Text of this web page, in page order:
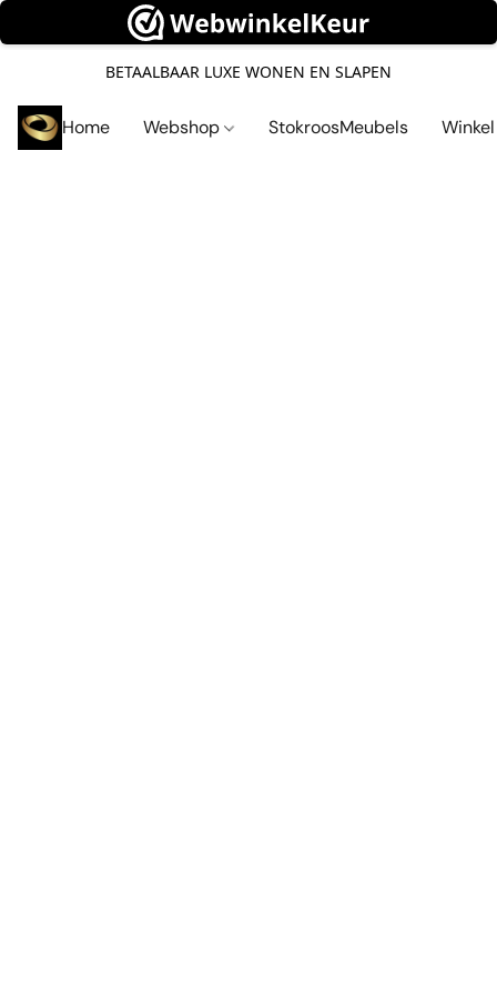
BETAALBAAR LUXE WONEN EN SLAPEN
Home Webshop StokroosMeubels